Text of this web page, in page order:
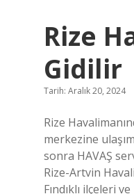
Rize
Gidilir
Tarih: Aralık 20, 2024
Rize
merkezine
sonra HAVAŞ
Rize-Artvin
Fındıklı ilçeleri